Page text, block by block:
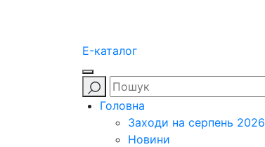
E-каталог
Головна
Заходи на серпень 2026
Новини